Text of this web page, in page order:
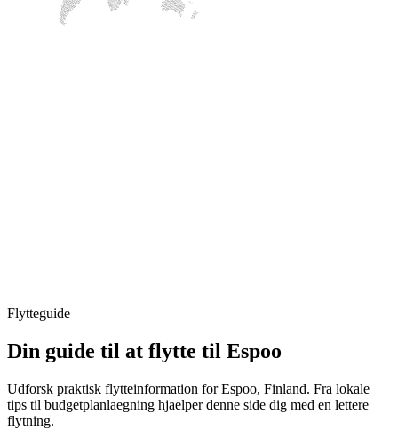
Flytteguide
Din guide til at flytte til Espoo
Udforsk praktisk flytteinformation for Espoo, Finland. Fra lokale
tips til budgetplanlaegning hjaelper denne side dig med en lettere
flytning.